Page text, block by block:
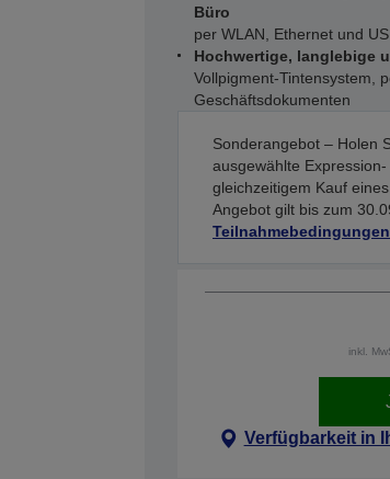
Büro
per WLAN, Ethernet und
Hochwertige, langlebige
Vollpigment-Tintensystem,
Geschäftsdokumenten
Sonderangebot – Holen
ausgewählte
gleichzeitigem Kauf
Angebot gilt bis zum
Teilnahmebedingungen
inkl.
Verfügbarkeit in